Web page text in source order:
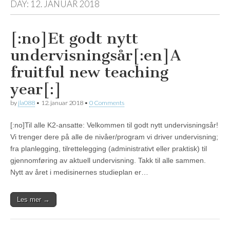
DAY: 12. JANUAR 2018
[:no]Et godt nytt
undervisningsår[:en]A
fruitful new teaching
year[:]
by jla088 • 12. januar 2018 • 0 Comments
[:no]Til alle K2-ansatte: Velkommen til godt nytt undervisningsår!
Vi trenger dere på alle de nivåer/program vi driver undervisning;
fra planlegging, tilrettelegging (administrativt eller praktisk) til
gjennomføring av aktuell undervisning. Takk til alle sammen.
Nytt av året i medisinernes studieplan er…
Les mer →